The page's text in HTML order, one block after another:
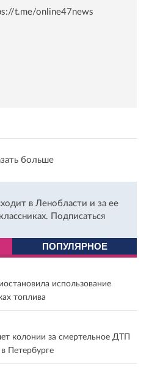
t.me/online47news
больше
в Ленобласти и за ее
Подписаться
ПОПУЛЯРНОЕ
использование
топлива
колонии за смертельное ДТП
Петербурге